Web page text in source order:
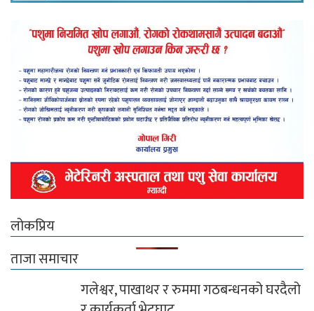
लोकप्रिय
ताजा समाचार
गलेश्वर, पाखाथर र रुममा गठबन्धनको घरदैलो